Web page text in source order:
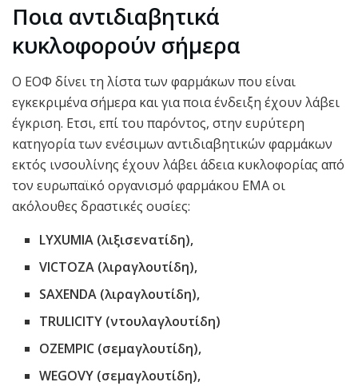
Ποια αντιδιαβητικά
κυκλοφορούν σήμερα
Ο ΕΟΦ δίνει τη λίστα των φαρμάκων που είναι
εγκεκριμένα σήμερα και για ποια ένδειξη έχουν λάβει
έγκριση. Ετσι, επί του παρόντος, στην ευρύτερη
κατηγορία των ενέσιμων αντιδιαβητικών φαρμάκων
εκτός ινσουλίνης έχουν λάβει άδεια κυκλοφορίας από
τον ευρωπαϊκό οργανισμό φαρμάκου ΕΜΑ οι
ακόλουθες δραστικές ουσίες:
LYXUMIA (λιξισενατίδη),
VICTOZA (λιραγλουτίδη),
SAXENDA (λιραγλουτίδη),
TRULICITY (ντουλαγλουτίδη)
OZEMPIC (σεμαγλουτίδη),
WEGOVY (σεμαγλουτίδη),